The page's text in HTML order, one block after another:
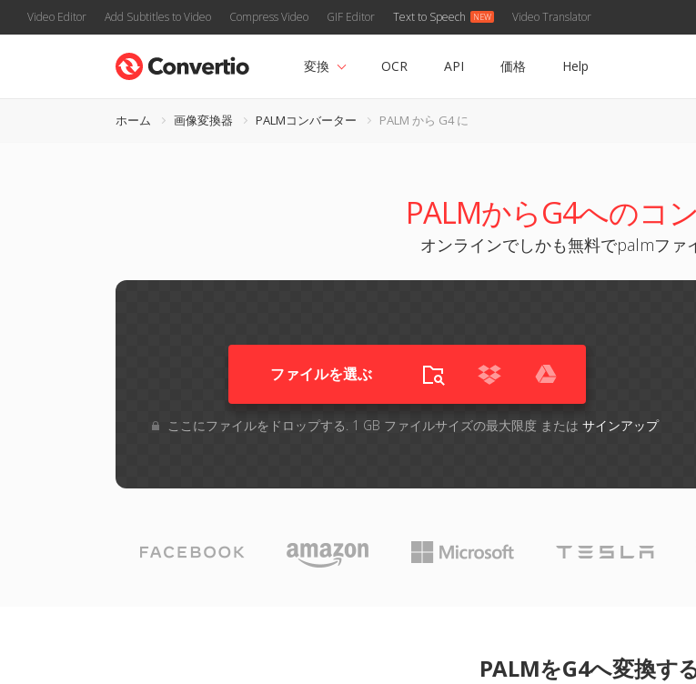
Video Editor Add Subtitles to Video Compress Video GIF Editor Text to Speech Video Translator
変換 OCR API 価格 Help
ホーム 画像変換器 PALMコンバーター PALM から G4 に
PALMからG4へのコ
オンラインでしかも無料でpalmファ
ファイルを選ぶ
ここにファイルをドロップする. 1 GB ファイルサイズの最大限度 または サインアップ
PALMをG4へ変換す